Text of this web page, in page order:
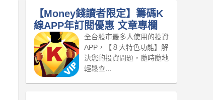
【Money錢讀者限定】籌碼K
線APP年訂閱優惠 文章專欄
全台股市最多人使用的投資
APP，【８大特色功能】解
決您的投資問題，隨時隨地
輕鬆查...